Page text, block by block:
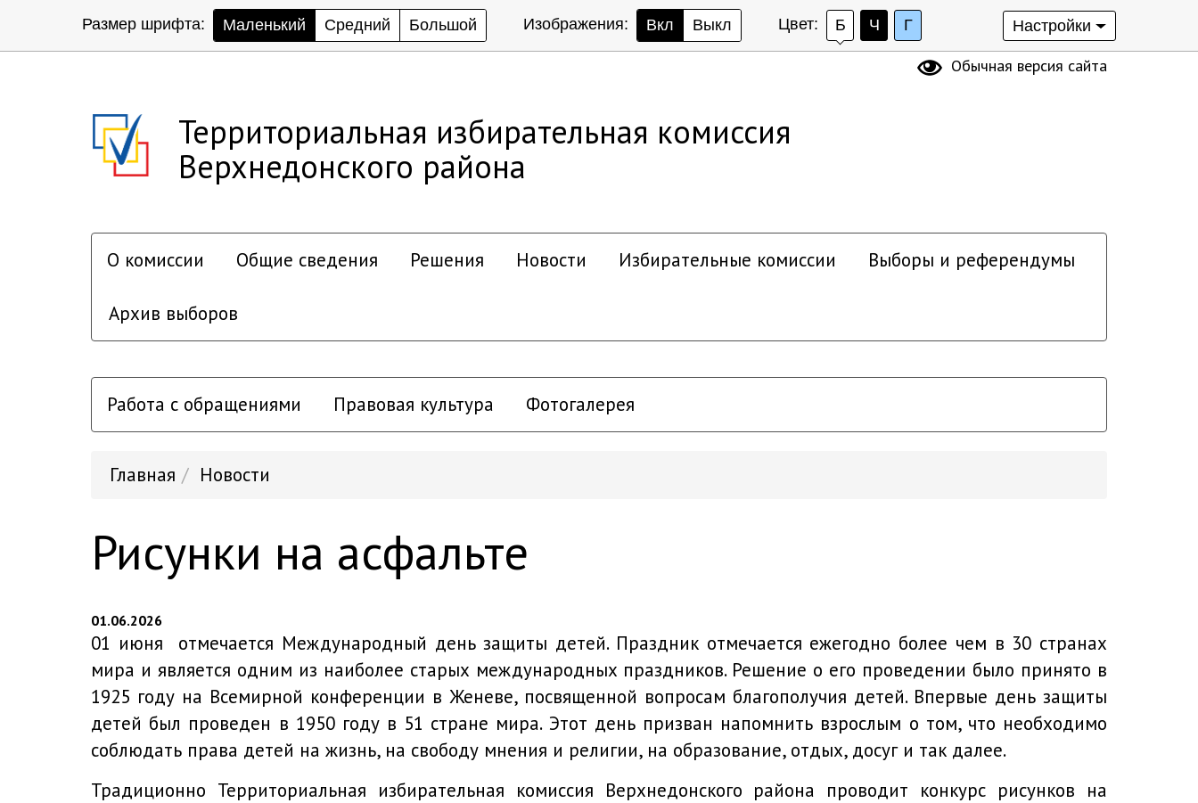
Размер шрифта: Маленький Средний Большой Изображения: Вкл Выкл Цвет: Б Ч Г Настройки
Обычная версия сайта
Территориальная избирательная комиссия
Верхнедонского района
О комиссии Общие сведения Решения Новости Избирательные комиссии Выборы и референдумы
Архив выборов
Работа с обращениями Правовая культура Фотогалерея
Главная Новости
Рисунки на асфальте
01.06.2026
01 июня отмечается Международный день защиты детей. Праздник отмечается ежегодно более чем в 30 странах
мира и является одним из наиболее старых международных праздников. Решение о его проведении было принято в
1925 году на Всемирной конференции в Женеве, посвященной вопросам благополучия детей. Впервые день защиты
детей был проведен в 1950 году в 51 стране мира. Этот день призван напомнить взрослым о том, что необходимо
соблюдать права детей на жизнь, на свободу мнения и религии, на образование, отдых, досуг и так далее.
Традиционно Территориальная избирательная комиссия Верхнедонского района проводит конкурс рисунков на